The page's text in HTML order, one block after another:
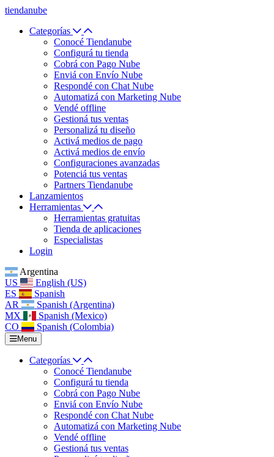
tiendanube
Categorías
Conocé Tiendanube
Configurá tu tienda
Cobrá con Pago Nube
Enviá con Envío Nube
Respondé con Chat Nube
Automatizá con Marketing Nube
Vendé offline
Gestioná tus ventas
Personalizá tu diseño
Activá medios de pago
Activá medios de envío
Configuraciones avanzadas
Potenciá tus ventas
Partners Tiendanube
Lanzamientos
Herramientas
Herramientas gratuitas
Tienda de aplicaciones
Especialistas
Login
Argentina
US
English (US)
ES
Spanish
AR
Spanish (Argentina)
MX
Spanish (Mexico)
CO
Spanish (Colombia)
Menu
Categorías
Conocé Tiendanube
Configurá tu tienda
Cobrá con Pago Nube
Enviá con Envío Nube
Respondé con Chat Nube
Automatizá con Marketing Nube
Vendé offline
Gestioná tus ventas